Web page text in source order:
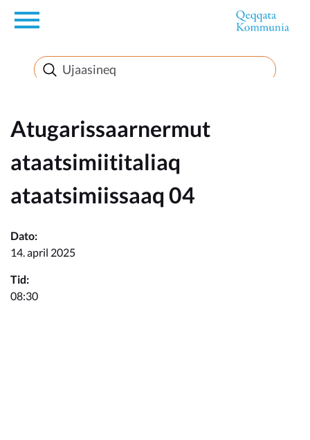
en
Innuttaasunut
Inuussutissarsiorneq
Politikki
Takornariat
Atugarissaarnermut
ataatsimiititaliaq
ataatsimiissaaq 04
Dato:
14. april 2025
Tid:
08:30